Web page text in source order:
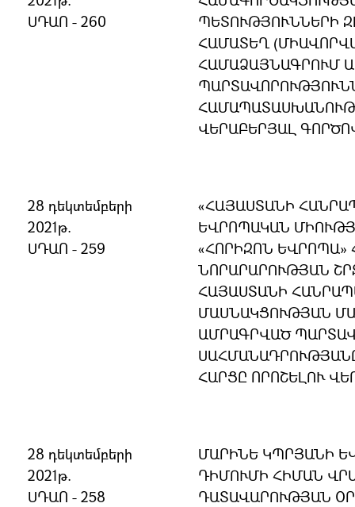
ՍԴԱՈ - 260
ՊԵՏՈՒԹՅՈՒՆՆԵՐԻ
ՀԱՄԱՏԵՂ
ՀԱՄԱՁԱՅՆԱԳՐՈՒՄ
ՎԵՐԱԲԵՐՅԱԼ
28 դեկտեմբերի
2021թ.
ՍԴԱՈ - 259
«ՀԱՅԱՍՏԱՆԻ
ԵՎՐՈՊԱԿԱՆ
«ՀՈՐԻԶՈՆ
ՆՈՐԱՐԱՐՈՒԹՅԱՆ
ՀԱՅԱՍՏԱՆԻ
ՄԱՍՆԱԿՑՈՒԹՅԱՆ
ԱՄՐԱԳՐՎԱԾ
ՀԱՐՑԸ ՈՐՈՇԵԼՈՒ
28 դեկտեմբերի
2021թ.
ՍԴԱՈ - 258
ՄԱՐԻՆԵ ԿՊՐՅԱՆԻ
ԴԻՄՈՒՄԻ ՀԻՄԱՆ
ԴԱՏԱՎԱՐՈՒԹՅԱՆ